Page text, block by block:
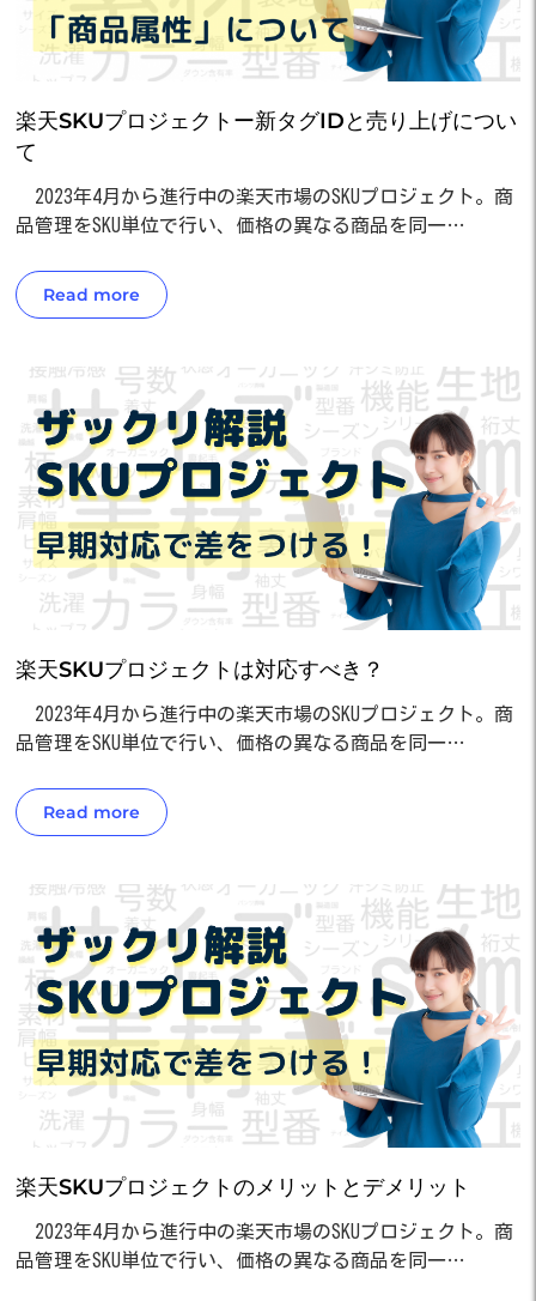
楽天SKUプロジェクトー新タグIDと売り上げについ
て
2023年4月から進行中の楽天市場のSKUプロジェクト。商
品管理をSKU単位で行い、価格の異なる商品を同一…
Read more
楽天SKUプロジェクトは対応すべき？
2023年4月から進行中の楽天市場のSKUプロジェクト。商
品管理をSKU単位で行い、価格の異なる商品を同一…
Read more
楽天SKUプロジェクトのメリットとデメリット
2023年4月から進行中の楽天市場のSKUプロジェクト。商
品管理をSKU単位で行い、価格の異なる商品を同一…